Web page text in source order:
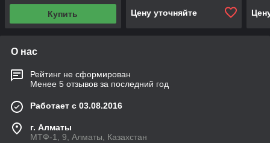
Купить Цену уточняйте
О нас
Рейтинг не сформирован
Менее 5 отзывов за последний год
Работает с 03.08.2016
г. Алматы
МТФ-1, 9, Алматы, Казахстан